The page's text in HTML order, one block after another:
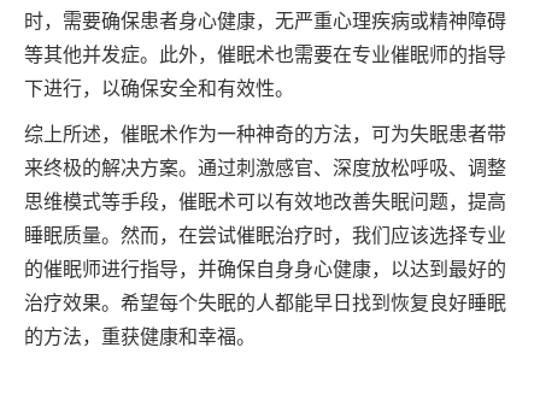
时，需要确保患者身心健康，无严重心理疾病或精神障碍
等其他并发症。此外，催眠术也需要在专业催眠师的指导
下进行，以确保安全和有效性。
综上所述，催眠术作为一种神奇的方法，可为失眠患者带
来终极的解决方案。通过刺激感官、深度放松呼吸、调整
思维模式等手段，催眠术可以有效地改善失眠问题，提高
睡眠质量。然而，在尝试催眠治疗时，我们应该选择专业
的催眠师进行指导，并确保自身身心健康，以达到最好的
治疗效果。希望每个失眠的人都能早日找到恢复良好睡眠
的方法，重获健康和幸福。